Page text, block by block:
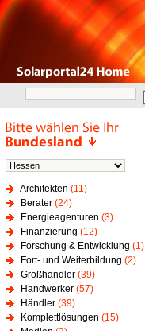
Architekten (11)
Berater (24)
Energieagenturen (3)
Finanzierung (12)
Forschung & Entwicklung (1)
Fort- und Weiterbildung (2)
Großhändler (39)
Handwerker (57)
Händler (39)
Komplettlösungen (15)